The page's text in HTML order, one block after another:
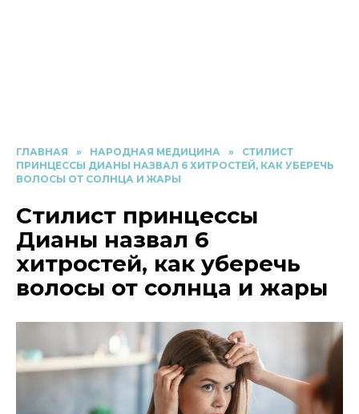
ГЛАВНАЯ » НАРОДНАЯ МЕДИЦИНА »
СТИЛИСТ
ПРИНЦЕССЫ ДИАНЫ НАЗВАЛ 6 ХИТРОСТЕЙ, КАК УБЕРЕЧЬ
ВОЛОСЫ ОТ СОЛНЦА И ЖАРЫ
Стилист принцессы
Дианы назвал 6
хитростей, как уберечь
волосы от солнца и жары